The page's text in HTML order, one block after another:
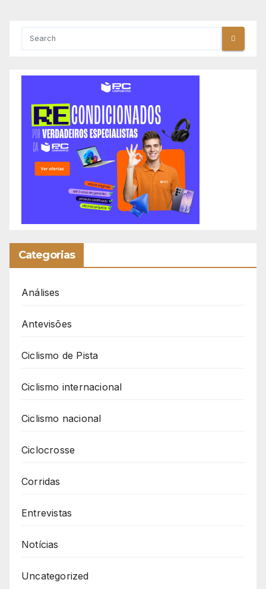
Categorias
Análises
Antevisões
Ciclismo de Pista
Ciclismo internacional
Ciclismo nacional
Ciclocrosse
Corridas
Entrevistas
Notícias
Uncategorized